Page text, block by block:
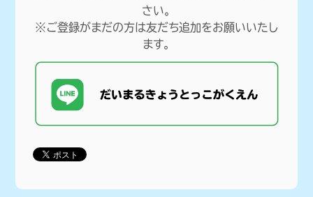
さい。
※ご登録がまだの方は友だち追加をお願いいたし
ます。